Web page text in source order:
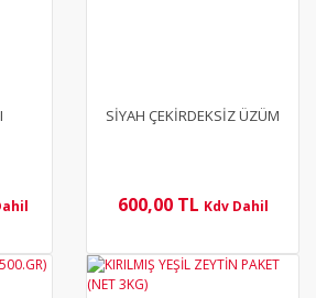
SİYAH ÇEKİRDEKSİZ ÜZÜM
600,00 TL Kdv Dahil